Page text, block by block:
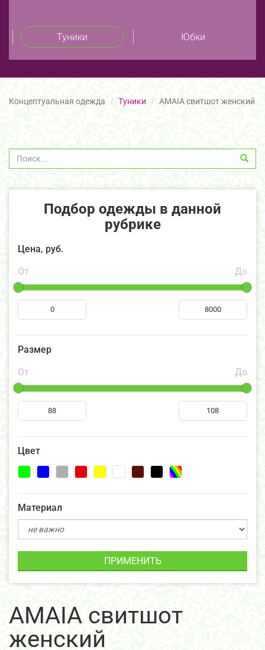
Туники Юбки
Концептуальная одежда Туники AMAIA свитшот женский
Подбор одежды в данной
рубрике
Цена, руб.
От
До
Размер
От
До
Цвет
Материал
ПРИМЕНИТЬ
AMAIA свитшот
женский